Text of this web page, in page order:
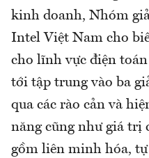
kinh doanh, Nhóm
Intel Việt Nam cho
cho lĩnh vực điện
tới tập trung vào ba
qua các rào cản và
năng cũng như giá trị
gồm liên minh hóa,